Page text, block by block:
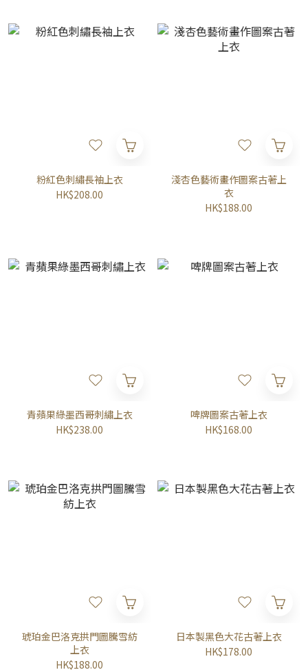
粉紅色刺繡長袖上衣
HK$208.00
淺杏色藝術畫作圖案古著上
衣
HK$188.00
青蘋果綠墨西哥刺繡上衣
HK$238.00
啤牌圖案古著上衣
HK$168.00
琥珀金巴洛克拱門圖騰雪紡
上衣
HK$188.00
日本製黑色大花古著上衣
HK$178.00